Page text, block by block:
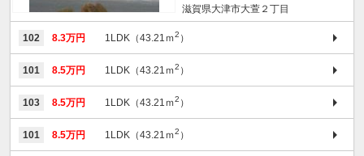
滋賀県大津市大萱２丁目
102 8.3万円 1LDK（43.21ｍ2 ）
101 8.5万円 1LDK（43.21ｍ2 ）
103 8.5万円 1LDK（43.21ｍ2 ）
101 8.5万円 1LDK（43.21ｍ2 ）